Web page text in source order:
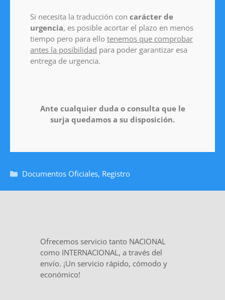
Si necesita la traducción con carácter de
urgencia, es posible acortar el plazo en menos
tiempo pero para ello tenemos que comprobar
antes la posibilidad para poder garantizar esa
entrega de urgencia.
Ante cualquier duda o consulta que le
surja quedamos a su disposición.
Documentos Oficiales, Registro
Ofrecemos servicio tanto NACIONAL
como INTERNACIONAL, a través del
envío. ¡Un servicio rápido, cómodo y
económico!